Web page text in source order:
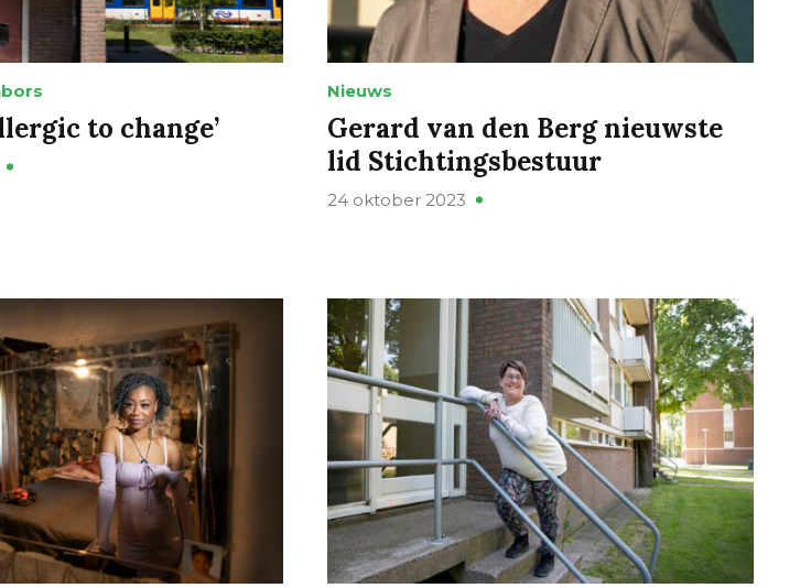
to change’
Nieuws
Gerard van den Berg nieuwste
lid Stichtingsbestuur
24 oktober 2023